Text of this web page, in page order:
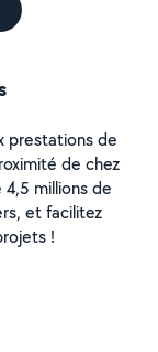
prestations de
de chez
millions de
et facilitez
!